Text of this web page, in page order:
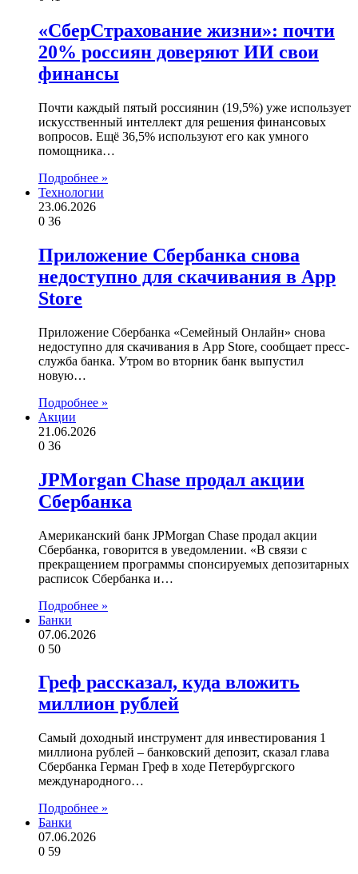
«СберСтрахование жизни»: почти
20% россиян доверяют ИИ свои
финансы
Почти каждый пятый россиянин (19,5%) уже использует
искусственный интеллект для решения финансовых
вопросов. Ещё 36,5% используют его как умного
помощника…
Подробнее »
Технологии
23.06.2026
0 36
Приложение Сбербанка снова
недоступно для скачивания в App
Store
Приложение Сбербанка «Семейный Онлайн» снова
недоступно для скачивания в App Store, сообщает пресс-
служба банка. Утром во вторник банк выпустил
новую…
Подробнее »
Акции
21.06.2026
0 36
JPMorgan Chase продал акции
Сбербанка
Американский банк JPMorgan Chase продал акции
Сбербанка, говорится в уведомлении. «В связи с
прекращением программы спонсируемых депозитарных
расписок Сбербанка и…
Подробнее »
Банки
07.06.2026
0 50
Греф рассказал, куда вложить
миллион рублей
Самый доходный инструмент для инвестирования 1
миллиона рублей – банковский депозит, сказал глава
Сбербанка Герман Греф в ходе Петербургского
международного…
Подробнее »
Банки
07.06.2026
0 59